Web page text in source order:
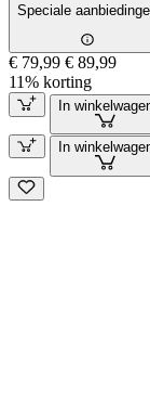
Speciale
€ 79,99 € 89,99
11% korting
In
In